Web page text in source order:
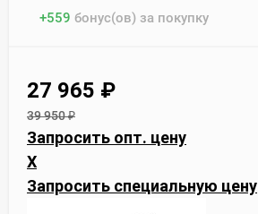
+559 бонус(ов) за покупку
27 965 ₽
39 950₽
Запросить опт. цену
X
Запросить специальную цену